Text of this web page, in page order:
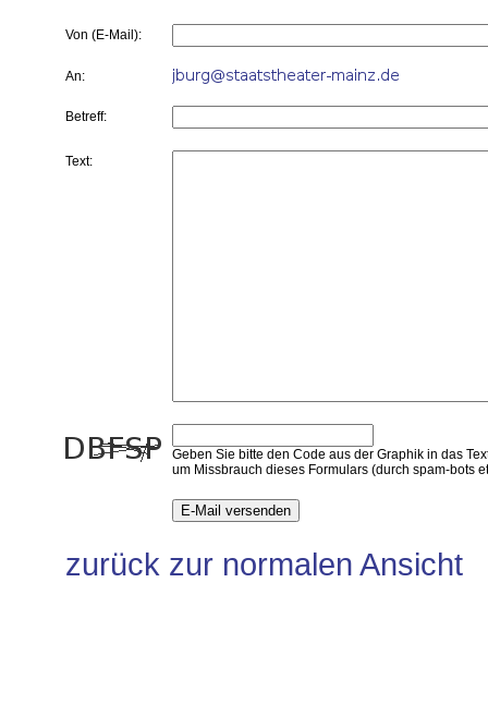
Von (E-Mail):
An:
Betreff:
Text:
Geben Sie bitte den Code aus der Graphik in das
um Missbrauch dieses Formulars (durch spam-bots
zurück zur normalen Ansicht